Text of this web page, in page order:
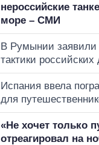
нероссийские
море – СМИ
В Румынии заявили
тактики российских
Испания ввела
для
«Не хочет только
отреагировал на